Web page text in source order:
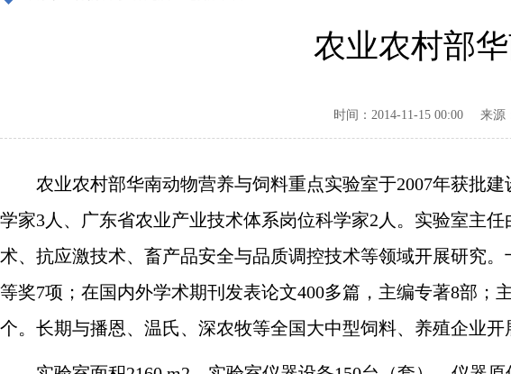
农业农村部
时间：2014-11-15 00:00 来源
农业农村部华南动物营养与饲料重点实验室于2007年获批建
学家3人、广东省农业产业技术体系岗位科学家2人。实验室主
术、抗应激技术、畜产品安全与品质调控技术等领域开展研究
等奖7项；在国内外学术期刊发表论文400多篇，主编专著8部
个。长期与播恩、温氏、深农牧等全国大中型饲料、养殖企业